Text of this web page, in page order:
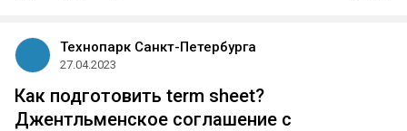
Технопарк Санкт-Петербурга
27.04.2023
Как подготовить term sheet?
Джентльменское соглашение с